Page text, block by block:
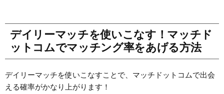
デイリーマッチを使いこなす！マッチド
ットコムでマッチング率をあげる方法
デイリーマッチを使いこなすことで、マッチドットコムで出会
える確率がかなり上がります！